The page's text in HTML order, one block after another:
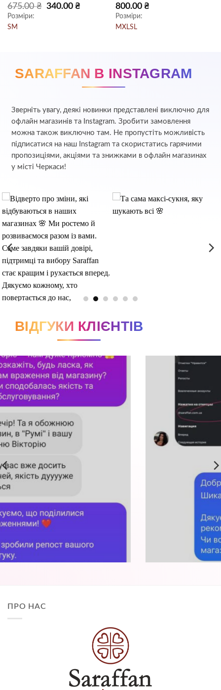
Оцінено в
5з 5
675.00₴
Оригінальна
ціна:
340.00₴
Розміри:
S M
800.00 ₴
Розміри:
MXLS L
SARAFFAN В INSTAGRAM
Зверніть увагу, деякі новинки представлені виключно для
офлайн магазинів та Instagram. Зробити замовлення
можна також виключно там. Не пропустіть можливість
підписатися на наш Instagram та скористатись гарячими
пропозиціями, акціями та знижками в офлайн магазинах
у місті Черкаси!
ВІДГУКИ КЛІЄНТІВ
ПРО НАС